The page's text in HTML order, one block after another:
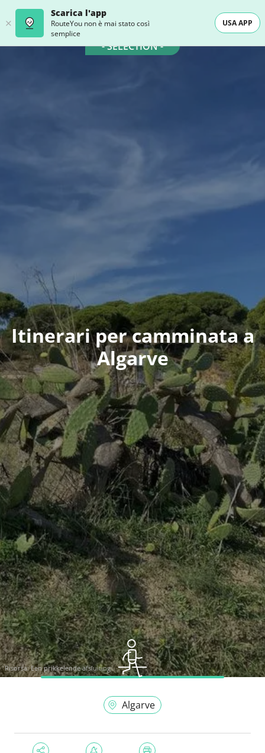
Scarica l'app
RouteYou non è mai stato così
semplice
USA APP
- SELECTION -
Itinerari per camminata a
Algarve
Risorsa:Een prikkelende afsluiting
Algarve